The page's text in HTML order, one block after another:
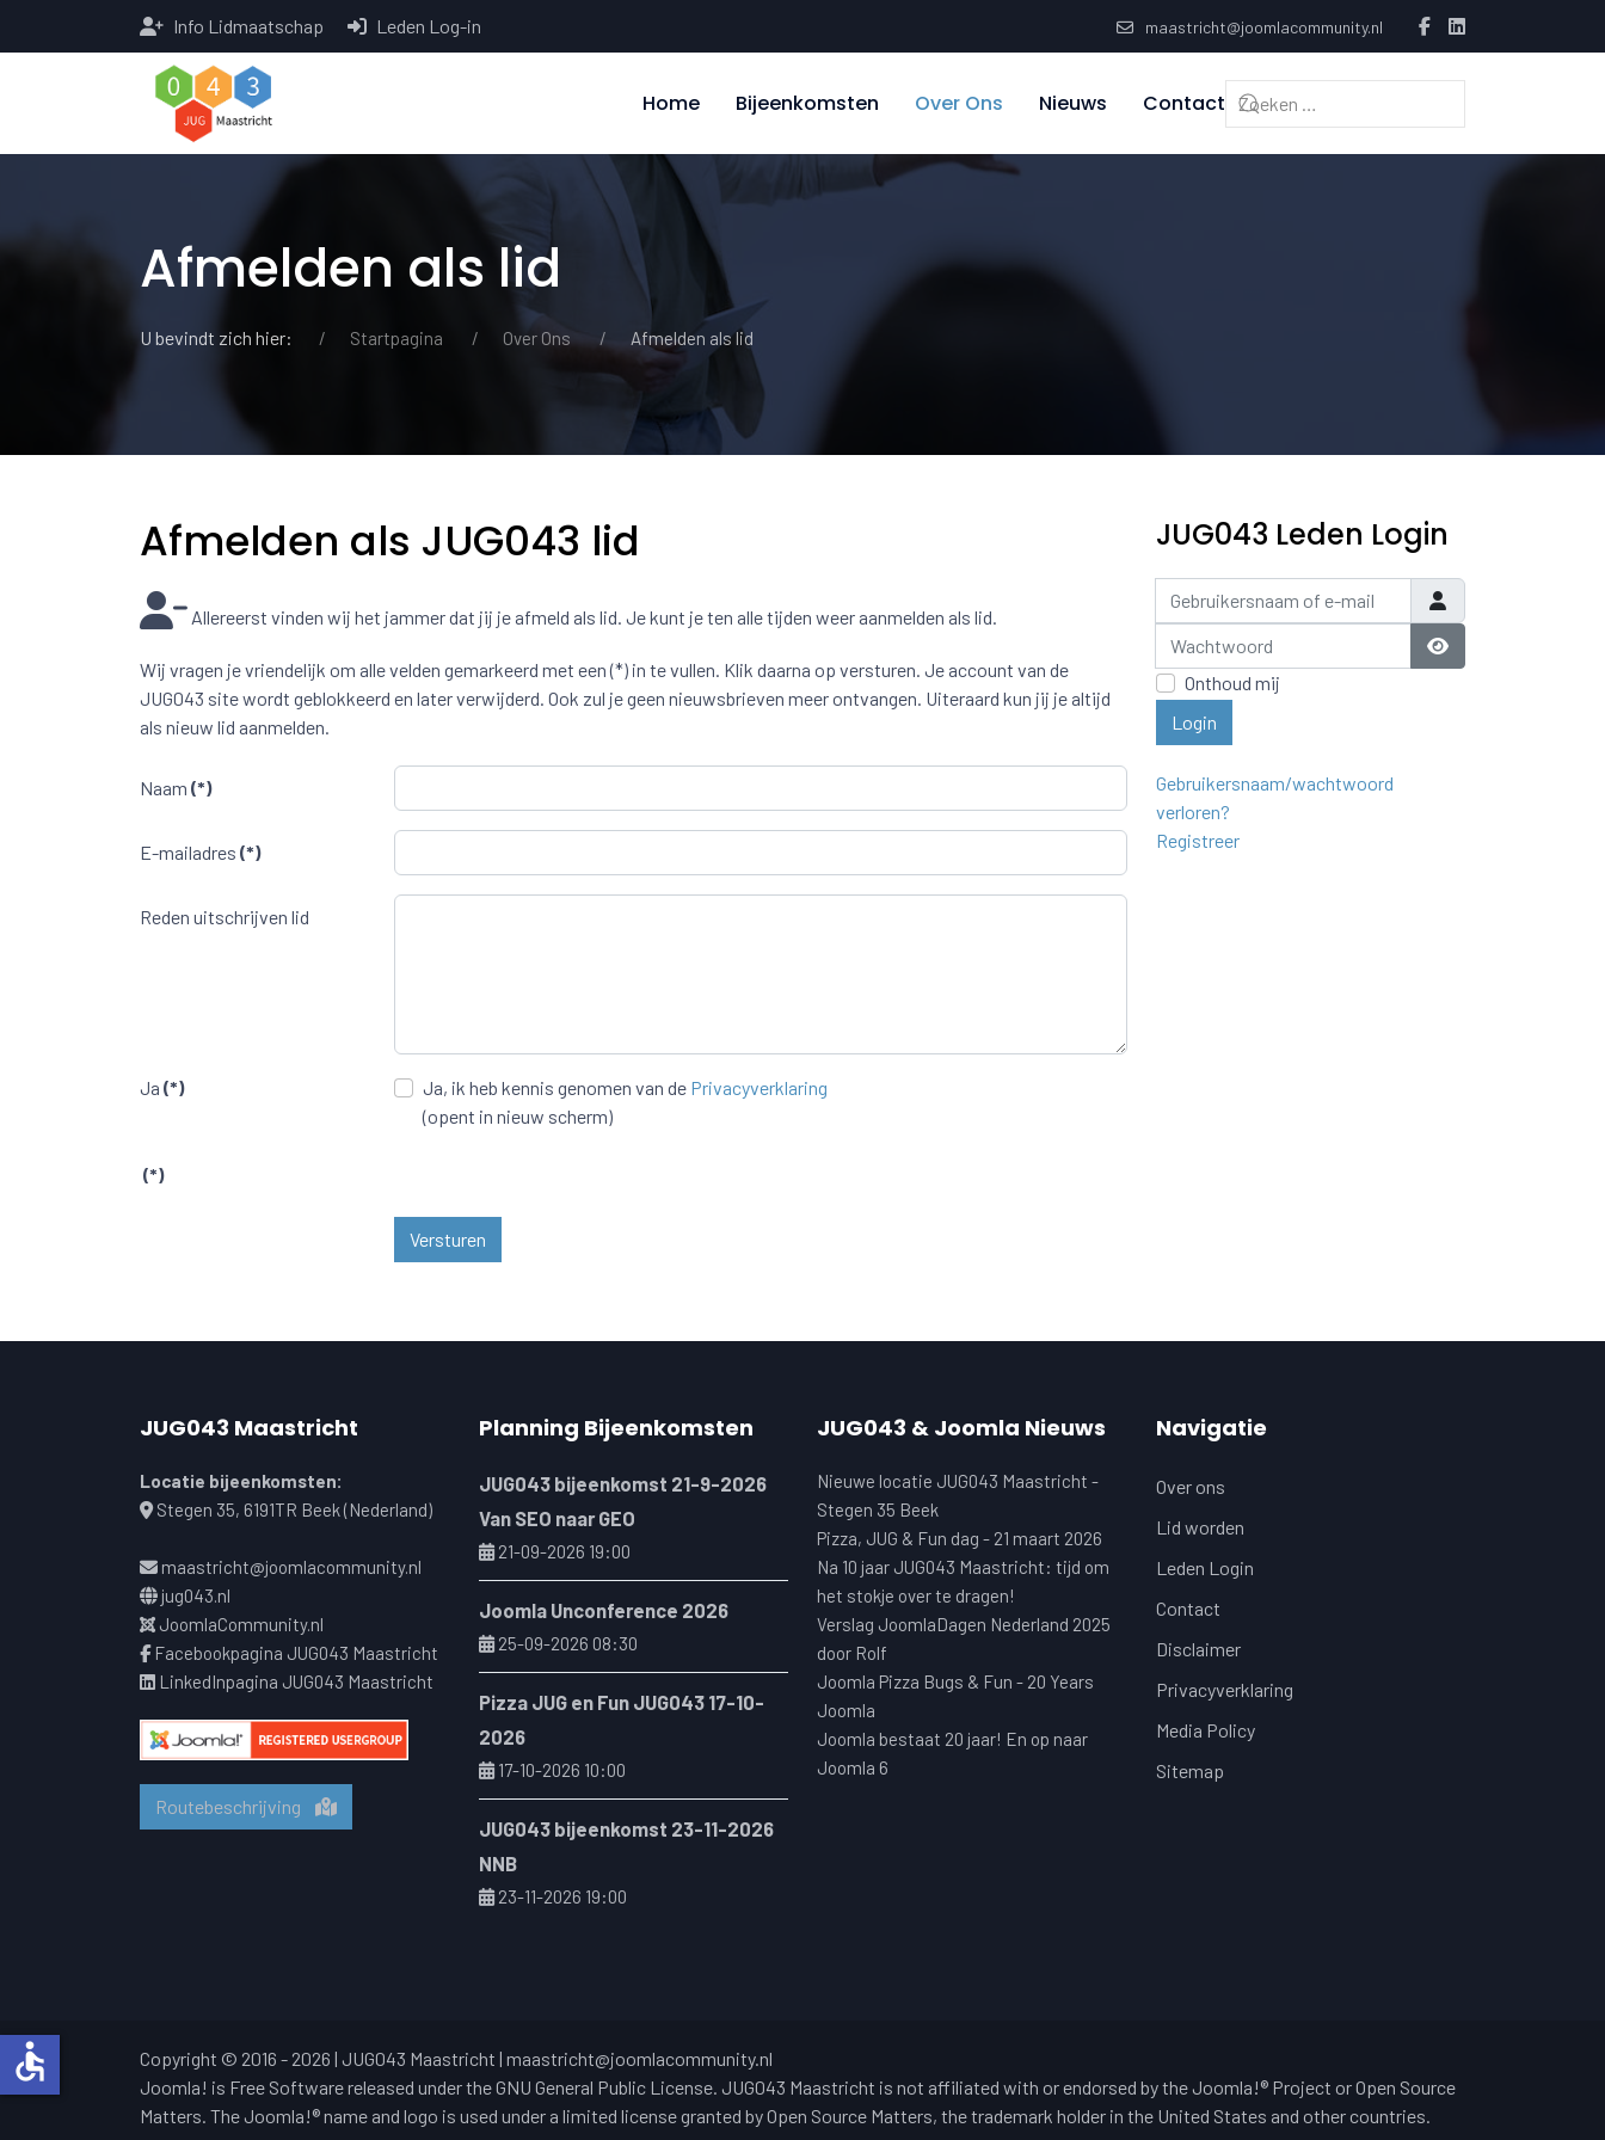
Info Lidmaatschap Leden Log-in maastricht@joomlacommunity.nl
Home Bijeenkomsten Over Ons Nieuws Contact
Afmelden als lid
U bevindt zich hier: Startpagina Over Ons Afmelden als lid
Afmelden als JUG043 lid
Allereerst vinden wij het jammer dat jij je afmeld als lid. Je kunt je ten alle tijden weer aanmelden als lid.
Wij vragen je vriendelijk om alle velden gemarkeerd met een (*) in te vullen. Klik daarna op versturen. Je account van de
JUG043 site wordt geblokkeerd en later verwijderd. Ook zul je geen nieuwsbrieven meer ontvangen. Uiteraard kun jij je altijd
als nieuw lid aanmelden.
Naam (*)
E-mailadres (*)
Reden uitschrijven lid
Ja (*) Ja, ik heb kennis genomen van de Privacyverklaring
(opent in nieuw scherm)
(*)
Versturen
JUG043 Leden Login
Gebruikersnaam of e-mail
Wachtwoord
Laat wachtwoord
Onthoud mij
Login
Gebruikersnaam/wachtwoord
verloren?
Registreer
JUG043 Maastricht
Locatie bijeenkomsten:
Stegen 35, 6191TR Beek (Nederland)
maastricht@joomlacommunity.nl
jug043.nl
JoomlaCommunity.nl
Facebookpagina JUG043 Maastricht
LinkedInpagina JUG043 Maastricht
Routebeschrijving
Planning Bijeenkomsten
JUG043 bijeenkomst 21-9-2026
Van SEO naar GEO
21-09-2026 19:00
Joomla Unconference 2026
25-09-2026 08:30
Pizza JUG en Fun JUG043 17-10-
2026
17-10-2026 10:00
JUG043 bijeenkomst 23-11-2026
NNB
23-11-2026 19:00
JUG043 & Joomla Nieuws
Nieuwe locatie JUG043 Maastricht -
Stegen 35 Beek
Pizza, JUG & Fun dag - 21 maart 2026
Na 10 jaar JUG043 Maastricht: tijd om
het stokje over te dragen!
Verslag JoomlaDagen Nederland 2025
door Rolf
Joomla Pizza Bugs & Fun - 20 Years
Joomla
Joomla bestaat 20 jaar! En op naar
Joomla 6
Navigatie
Over ons
Lid worden
Leden Login
Contact
Disclaimer
Privacyverklaring
Media Policy
Sitemap
Copyright © 2016 - 2026 | JUG043 Maastricht | maastricht@joomlacommunity.nl
Joomla! is Free Software released under the GNU General Public License. JUG043 Maastricht is not affiliated with or endorsed by the Joomla!® Project or Open Source
Matters. The Joomla!® name and logo is used under a limited license granted by Open Source Matters, the trademark holder in the United States and other countries.
accessible